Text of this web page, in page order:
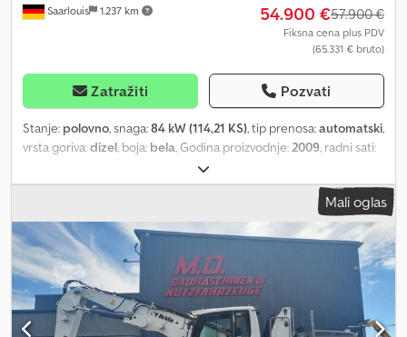
Saarlouis 1.237 km 54.900 €57.900 €
Fiksna cena plus PDV
(65.331 € bruto)
Zatražiti Pozvati
Stanje: polovno, snaga:84 kW (114,21 KS), tip prenosa:automatski,
vrsta goriva:dizel, boja: bela, Godina proizvodnje:2009, radni sati:
, Fuchs Terex MHL 320 Interni broj: 24E009 Godina
proizvodnje: 2009 Radnih sati: 13.011 h Motor: Deutz, 4 cilindra
Snaga: 84 kW Dedpfxjyc Uxfj Ap Eskr 4x stabilizatora Polip hvataljka
RX 126-1 RSV Podizna kabina = Dodatne informacije = Broj
cilindara: 4 Marka motora: Deutz
Mali oglas